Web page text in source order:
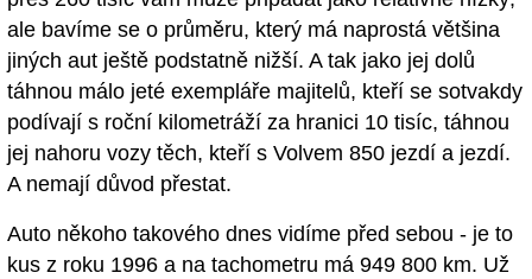
ale bavíme se o průměru, který má naprostá většina
jiných aut ještě podstatně nižší. A tak jako jej dolů
táhnou málo jeté exempláře majitelů, kteří se sotvakdy
podívají s roční kilometráží za hranici 10 tisíc, táhnou
jej nahoru vozy těch, kteří s Volvem 850 jezdí a jezdí.
A nemají důvod přestat.
Auto někoho takového dnes vidíme před sebou - je to
kus z roku 1996 a na tachometru má 949 800 km. Už